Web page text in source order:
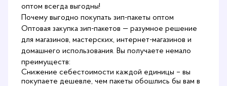
оптом всегда выгодны!
Почему выгодно покупать зип-пакеты оптом
Оптовая закупка зип-пакетов — разумное решение
для магазинов, мастерских, интернет-магазинов и
домашнего использования. Вы получаете немало
преимуществ:
Снижение себестоимости каждой единицы – вы
покупаете дешевле, чем пакеты обошлись бы вам в